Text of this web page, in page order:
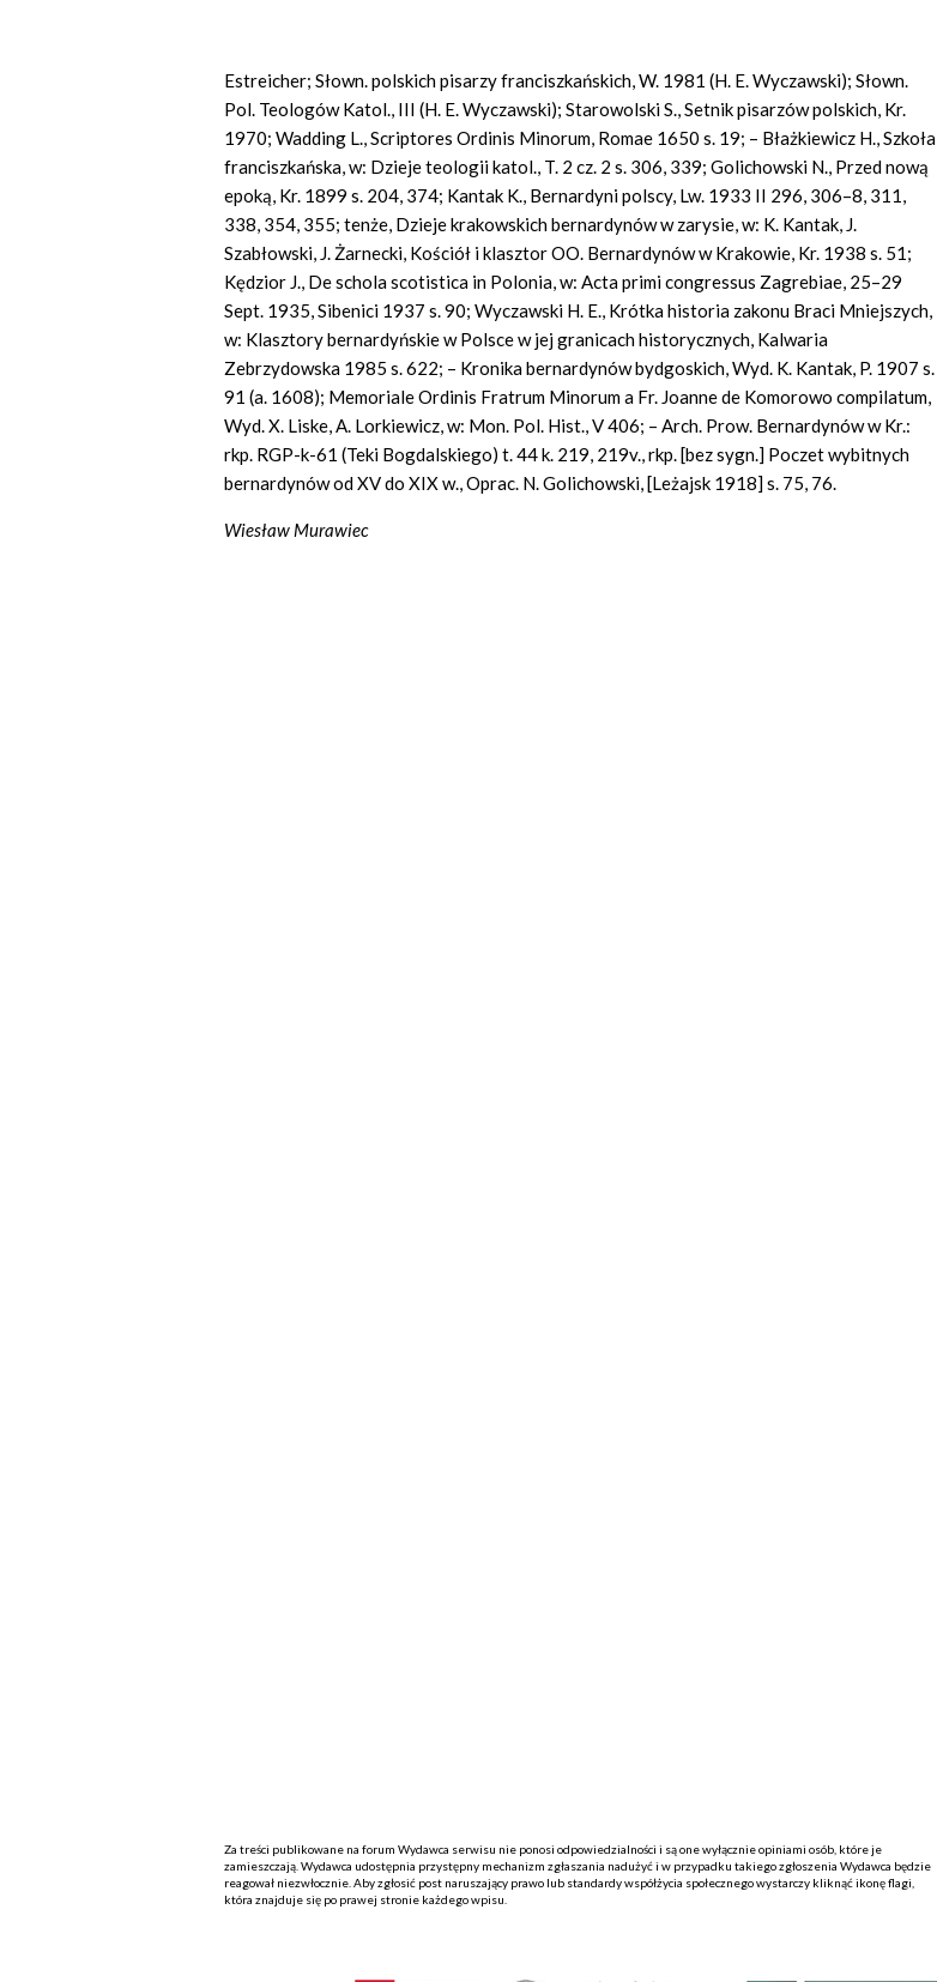
Estreicher; Słown. polskich pisarzy franciszkańskich, W. 1981 (H. E. Wyczawski); Słown.
Pol. Teologów Katol., III (H. E. Wyczawski); Starowolski S., Setnik pisarzów polskich, Kr.
1970; Wadding L., Scriptores Ordinis Minorum, Romae 1650 s. 19; – Błażkiewicz H., Szkoła
franciszkańska, w: Dzieje teologii katol., T. 2 cz. 2 s. 306, 339; Golichowski N., Przed nową
epoką, Kr. 1899 s. 204, 374; Kantak K., Bernardyni polscy, Lw. 1933 II 296, 306–8, 311,
338, 354, 355; tenże, Dzieje krakowskich bernardynów w zarysie, w: K. Kantak, J.
Szabłowski, J. Żarnecki, Kościół i klasztor OO. Bernardynów w Krakowie, Kr. 1938 s. 51;
Kędzior J., Deschola scotistica in Polonia, w: Actaprimicongressus Zagrebiae, 25–29
Sept. 1935, Sibenici 1937 s. 90; Wyczawski H. E., Krótka historia zakonu Braci Mniejszych,
w: Klasztory bernardyńskie w Polsce w jej granicach historycznych, Kalwaria
Zebrzydowska 1985 s. 622; – Kronika bernardynów bydgoskich, Wyd. K. Kantak, P. 1907 s.
91 (a. 1608); Memoriale Ordinis Fratrum Minorum a Fr. Joanne de Komorowo compilatum,
Wyd. X. Liske, A. Lorkiewicz, w: Mon. Pol. Hist., V 406; – Arch. Prow. Bernardynów w Kr.:
rkp. RGP-k-61 (Teki Bogdalskiego) t. 44 k. 219, 219v., rkp. [bez sygn.] Poczet wybitnych
bernardynówodXV do XIX w., Oprac. N. Golichowski, [Leżajsk 1918] s. 75, 76.
Wiesław Murawiec
Za treści publikowane na forum Wydawca serwisu nie ponosi odpowiedzialności i są one wyłącznie opiniami osób, które je
zamieszczają. Wydawca udostępnia przystępny mechanizm zgłaszania nadużyć i w przypadku takiego zgłoszenia Wydawca będzie
reagował niezwłocznie. Aby zgłosić post naruszający prawo lub standardy współżycia społecznego wystarczy kliknąć ikonę flagi,
która znajduje się po prawej stronie każdego wpisu.